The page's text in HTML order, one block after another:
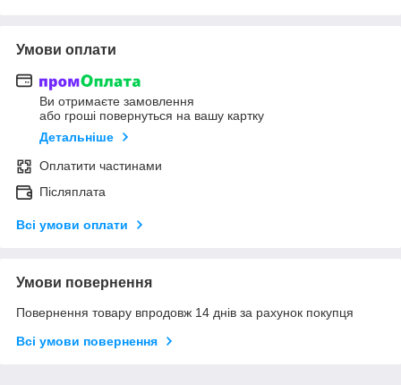
Умови оплати
Ви отримаєте замовлення
або гроші повернуться на вашу картку
Детальніше
Оплатити частинами
Післяплата
Всі умови оплати
Умови повернення
Повернення товару впродовж 14 днів за рахунок покупця
Всі умови повернення